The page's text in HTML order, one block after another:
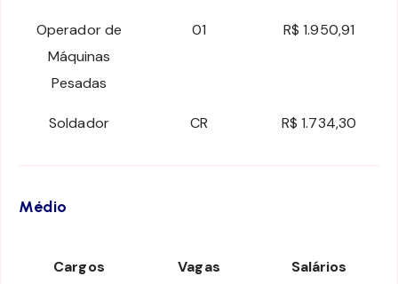
Operador de
Máquinas
Pesadas
01 R$ 1.950,91
Soldador CR R$ 1.734,30
Médio
Cargos Vagas Salários